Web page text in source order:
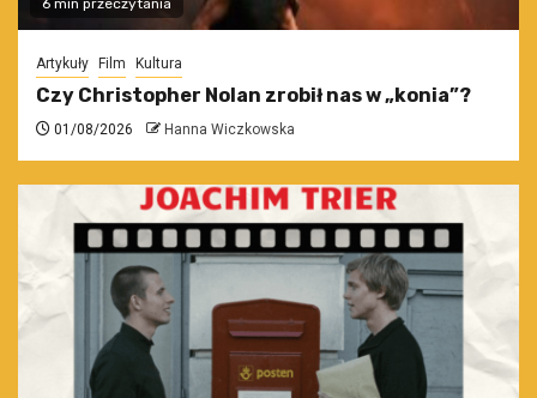
6 min przeczytania
Artykuły Film Kultura
Czy Christopher Nolan zrobił nas w „konia”?
01/08/2026 Hanna Wiczkowska